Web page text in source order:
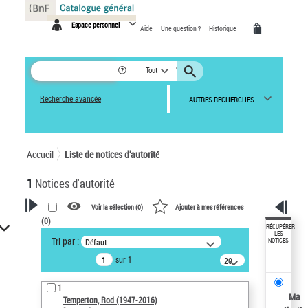
Espace personnel Aide Une question ? Historique
Tout
Recherche avancée AUTRES RECHERCHES
Accueil Liste de notices d’autorité
1 Notices d'autorité
VOTRE RECHERCHE
Recherche avancée dans les
notices d’autorité
Œuvres liées à l'auteur :
Temperton, Rod (1947-2016)
Voir la sélection (0) Ajouter à mes références
(0)
Tri par : Défaut
sur 1
20
résultats/page
1
Temperton, Rod (1947-2016)
RÉCUPÉRER
LES
NOTICES
Ma
Panneau de gestion des cookies